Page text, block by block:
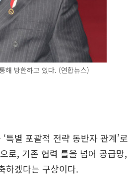
해 방한하고 있다. (연합뉴스)
특별 포괄적 전략 동반자 관계’로
로, 기존 협력 틀을 넘어 공급망,
하겠다는 구상이다.